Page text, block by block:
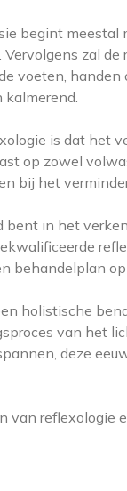
begint
zal
voeten,
is dat het
op zowel
bij het
bent in het
behandelplan
holistische
van het
deze
van reflexologie